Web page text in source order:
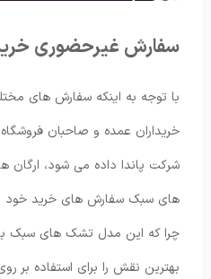
سفارش غیرحضوری
با توجه به اینکه سفارش های
خریداران عمده و صاحبان
شرکت پاندا داده می شود، ارگان
های سبک سفارش های خرید خود را
چرا که این مدل تشک های سبک
بهترین نقش را برای استفاده بر